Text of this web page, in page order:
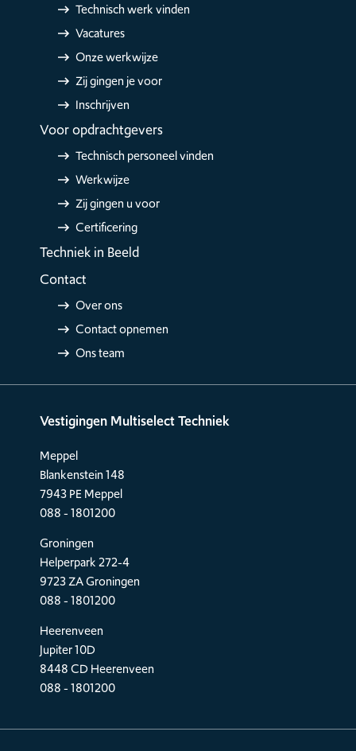
Technisch werk vinden
Vacatures
Onze werkwijze
Zij gingen je voor
Inschrijven
Voor opdrachtgevers
Technisch personeel vinden
Werkwijze
Zij gingen u voor
Certificering
Techniek in Beeld
Contact
Over ons
Contact opnemen
Ons team
Vestigingen Multiselect Techniek
Meppel
Blankenstein 148
7943 PE Meppel
088 - 1801200
Groningen
Helperpark 272-4
9723 ZA Groningen
088 - 1801200
Heerenveen
Jupiter 10D
8448 CD Heerenveen
088 - 1801200